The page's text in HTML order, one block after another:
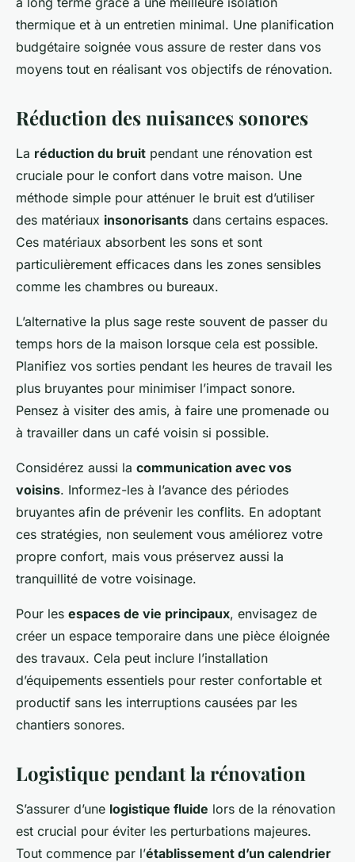
thermique et à un entretien minimal. Une planification
budgétaire soignée vous assure de rester dans vos
moyens tout en réalisant vos objectifs de rénovation.
Réduction des nuisances sonores
La réduction du bruit pendant une rénovation est
cruciale pour le confort dans votre maison. Une
méthode simple pour atténuer le bruit est d’utiliser
des matériaux insonorisants dans certains espaces.
Ces matériaux absorbent les sons et sont
particulièrement efficaces dans les zones sensibles
comme les chambres ou bureaux.
L’alternative la plus sage reste souvent de passer du
temps hors de la maison lorsque cela est possible.
Planifiez vos sorties pendant les heures de travail les
plus bruyantes pour minimiser l’impact sonore.
Pensez à visiter des amis, à faire une promenade ou
à travailler dans un café voisin si possible.
Considérez aussi la communication avec vos
voisins. Informez-les à l’avance des périodes
bruyantes afin de prévenir les conflits. En adoptant
ces stratégies, non seulement vous améliorez votre
propre confort, mais vous préservez aussi la
tranquillité de votre voisinage.
Pour les espaces de vie principaux, envisagez de
créer un espace temporaire dans une pièce éloignée
des travaux. Cela peut inclure l’installation
d’équipements essentiels pour rester confortable et
productif sans les interruptions causées par les
chantiers sonores.
Logistique pendant la rénovation
S’assurer d’une logistique fluide lors de la rénovation
est crucial pour éviter les perturbations majeures.
Tout commence par l’établissement d’un calendrier